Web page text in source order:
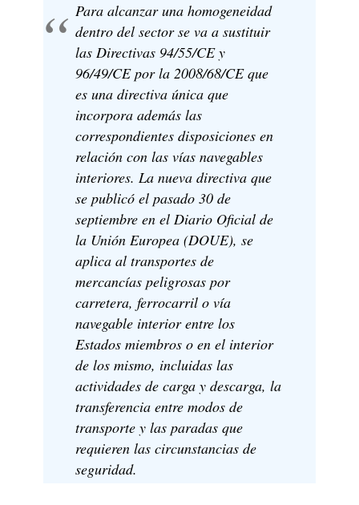
Para alcanzar una homogeneidad
dentro del sector se va a sustituir
las Directivas 94/55/CE y
96/49/CE por la 2008/68/CE que
es una directiva única que
incorpora además las
correspondientes disposiciones en
relación con las vías navegables
interiores. La nueva directiva que
se publicó el pasado 30 de
septiembre en el Diario Oficial de
la Unión Europea (DOUE), se
aplica al transportes de
mercancías peligrosas por
carretera, ferrocarril o vía
navegable interior entre los
Estados miembros o en el interior
de los mismo, incluidas las
actividades de carga y descarga, la
transferencia entre modos de
transporte y las paradas que
requieren las circunstancias de
seguridad.